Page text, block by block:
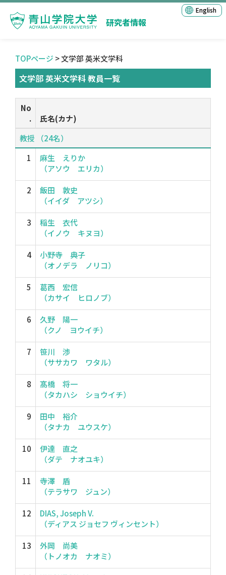
研究者情報
English
TOPページ > 文学部 英米文学科
文学部 英米文学科 教員一覧
No
.
氏名(カナ)
教授 （24名）
1
麻生 えりか
（アソウ エリカ）
2
飯田 敦史
（イイダ アツシ）
3
稲生 衣代
（イノウ キヌヨ）
4
小野寺 典子
（オノデラ ノリコ）
5
葛西 宏信
（カサイ ヒロノブ）
6
久野 陽一
（クノ ヨウイチ）
7
笹川 渉
（ササカワ ワタル）
8
髙橋 将一
（タカハシ ショウイチ）
9
田中 裕介
（タナカ ユウスケ）
10
伊達 直之
（ダテ ナオユキ）
11
寺澤 盾
（テラサワ ジュン）
12
DIAS, Joseph V.
（ディアス ジョセフ ヴィンセント）
13
外岡 尚美
（トノオカ ナオミ）